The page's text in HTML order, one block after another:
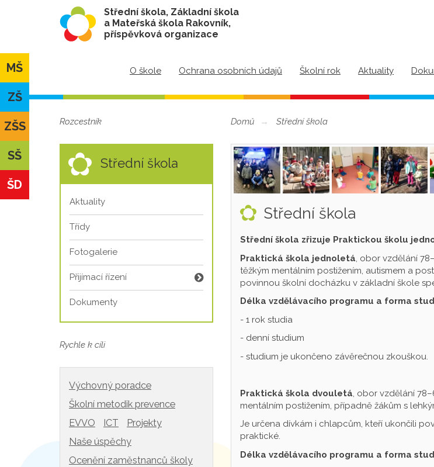
Střední škola, Základní škola
a Mateřská škola Rakovník,
příspěvková organizace
O škole Ochrana osobních údajů Školní rok Aktuality
MŠ
ZŠ
ZŠS
SŠ
ŠD
Rozcestník
Střední škola
Aktuality
Třídy
Fotogalerie
Přijímací řízení
Dokumenty
Rychle k cíli
Výchovný poradce
Školní metodik prevence
EVVO
ICT
Projekty
Naše úspěchy
Ocenění zaměstnanců školy
Domů Střední škola
Střední škola
Střední škola zřizuje Praktickou školu
Praktická škola jednoletá, obor vzdělání
těžkým mentálním postižením, autismem a
povinnou školní docházku v základní škole
Délka vzdělávacího programu a forma
- 1 rok studia
- denní studium
- studium je ukončeno závěrečnou zkouškou.
Praktická škola dvouletá, obor vzdělání
mentálním postižením, případně žákům s
Je určena dívkám i chlapcům, kteří ukončili
praktické.
Délka vzdělávacího programu a forma